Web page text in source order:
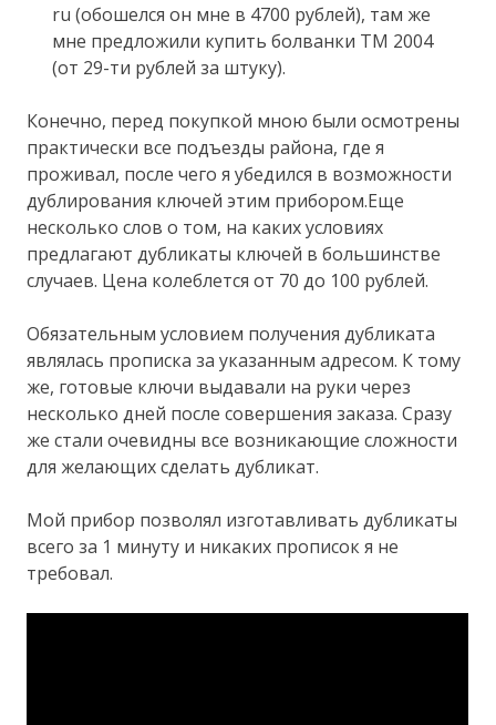
ru (обошелся он мне в 4700 рублей), там же
мне предложили купить болванки ТМ 2004
(от 29-ти рублей за штуку).
Конечно, перед покупкой мною были осмотрены
практически все подъезды района, где я
проживал, после чего я убедился в возможности
дублирования ключей этим прибором.Еще
несколько слов о том, на каких условиях
предлагают дубликаты ключей в большинстве
случаев. Цена колеблется от 70 до 100 рублей.
Обязательным условием получения дубликата
являлась прописка за указанным адресом. К тому
же, готовые ключи выдавали на руки через
несколько дней после совершения заказа. Сразу
же стали очевидны все возникающие сложности
для желающих сделать дубликат.
Мой прибор позволял изготавливать дубликаты
всего за 1 минуту и никаких прописок я не
требовал.